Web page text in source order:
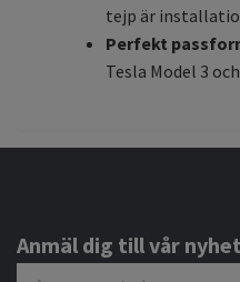
tejp är
Perfekt
Tesla Model 3 och
Anmäl dig till vår